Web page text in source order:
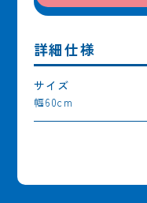
詳細仕様
サイズ
幅60cm